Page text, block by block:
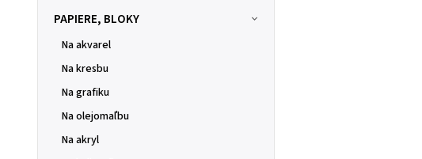
PAPIERE, BLOKY
Na akvarel
Na kresbu
Na grafiku
Na olejomaľbu
Na akryl